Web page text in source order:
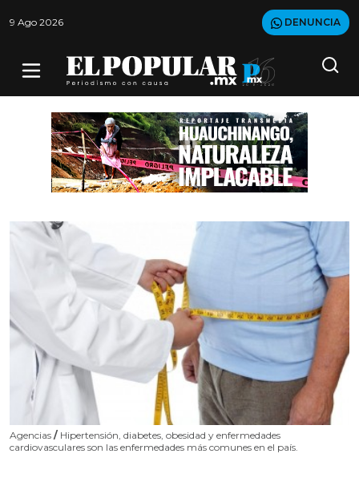
9 Ago 2026 DENUNCIA
Agencias / Hipertensión, diabetes, obesidad y enfermedades
cardiovasculares son las enfermedades más comunes en el país.